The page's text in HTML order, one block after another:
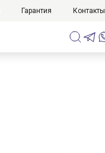
Гарантия Контакты